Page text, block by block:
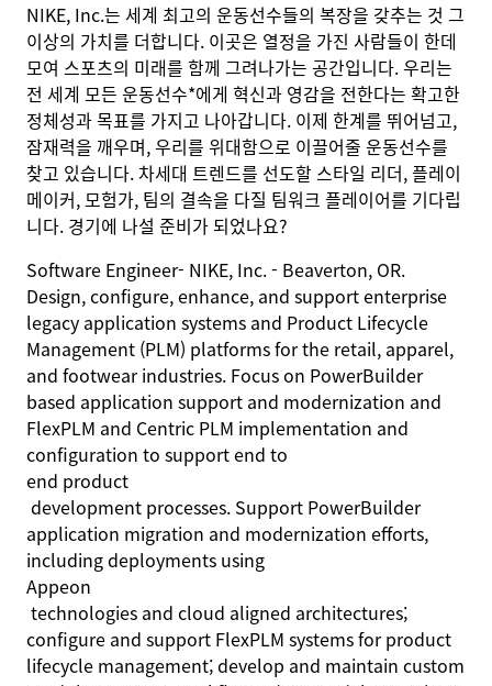
NIKE, Inc.는 세계 최고의 운동선수들의 복장을 갖추는 것 그
이상의 가치를 더합니다. 이곳은 열정을 가진 사람들이 한데
모여 스포츠의 미래를 함께 그려나가는 공간입니다. 우리는
전 세계 모든 운동선수*에게 혁신과 영감을 전한다는 확고한
정체성과 목표를 가지고 나아갑니다. 이제 한계를 뛰어넘고,
잠재력을 깨우며, 우리를 위대함으로 이끌어줄 운동선수를
찾고 있습니다. 차세대 트렌드를 선도할 스타일 리더, 플레이
메이커, 모험가, 팀의 결속을 다질 팀워크 플레이어를 기다립
니다. 경기에 나설 준비가 되었나요?
Software Engineer- NIKE, Inc.- Beaverton, OR.
Design, configure, enhance, and support enterprise
legacy application systems and Product Lifecycle
Management (PLM) platforms for the retail, apparel,
and footwear industries. Focus on PowerBuilder
based application support and modernization and
FlexPLM and Centric PLM implementation and
configuration to support end to
end product
development processes. Support PowerBuilder
application migration and modernization efforts,
including deployments using
Appeon
technologies and cloud aligned architectures;
configure and support FlexPLM systems for product
lifecycle management; develop and maintain custom